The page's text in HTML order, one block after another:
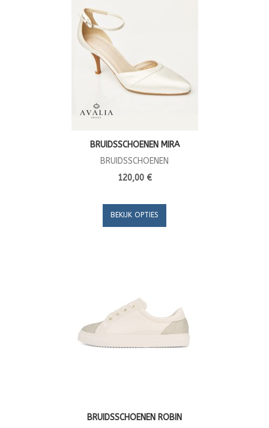
BRUIDSSCHOENEN MIRA
BRUIDSSCHOENEN
120,00 €
BEKIJK OPTIES
BRUIDSSCHOENEN ROBIN